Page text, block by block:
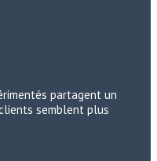
partagent un
semblent plus